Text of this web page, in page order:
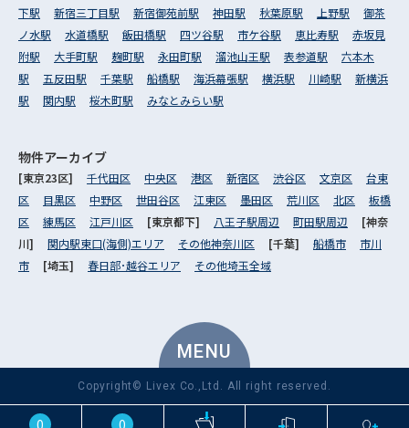
0 0
MENU
下駅
新宿三丁目駅 新宿御苑前駅 神田駅 秋葉原駅 上野駅
御茶
ノ水駅
水道橋駅 飯田橋駅 四ツ谷駅 市ケ谷駅 恵比寿駅
赤坂見
附駅
大手町駅 麹町駅 永田町駅 溜池山王駅 表参道駅
六本木
駅
五反田駅 千葉駅 船橋駅 海浜幕張駅 横浜駅 川崎駅
新横浜
駅
関内駅 桜木町駅 みなとみらい駅
物件アーカイブ
[東京23区] 千代田区 中央区 港区 新宿区 渋谷区 文京区
台東
区
目黒区 中野区 世田谷区 江東区 墨田区 荒川区 北区
板橋
区
練馬区 江戸川区 [東京都下] 八王子駅周辺 町田駅周辺
[神奈
川] 関内駅東口(海側)エリア その他神奈川区 [千葉] 船橋市
市川
市
[埼玉] 春日部･越谷エリア その他埼玉全域
Copyright© Livex Co.,Ltd. All right reserved.